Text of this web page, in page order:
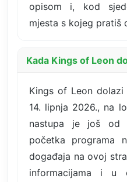
opisom i, kod
mjesta s kojeg pratiš
Kada Kings of Leon
Kings of Leon
14. lipnja 2026., na
nastupa je još od
početka programa
događaja na ovoj
informacijama i u